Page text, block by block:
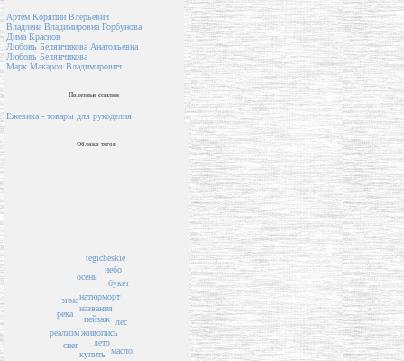
Артем Коряпин Влерьевич
Владлена Владимировна Горбунова
Дима Краснов
Любовь Белянчикова Анатольевна
Любовь Белянчикова
Марк Макаров Владимирович
Полезные ссылки
Ежевика - товары для рукоделия
Облако тегов
пейзаж
названия
живопись
лето
натюрморт
купить
лес
зима
осень
букет
масло
река
снег
tegicheskie
реализм
небо